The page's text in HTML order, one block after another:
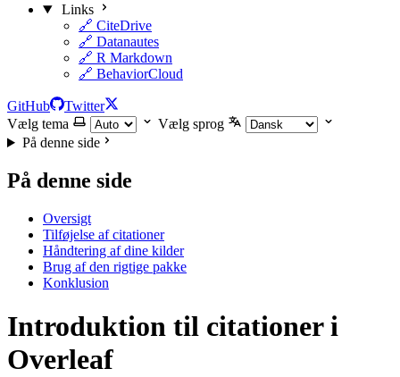
Links
🔗 CiteDrive
🔗 Datanautes
🔗 R Markdown
🔗 BehaviorCloud
GitHub
Twitter
Vælg tema
Vælg sprog
På denne side
På denne side
Oversigt
Tilføjelse af citationer
Håndtering af dine kilder
Brug af den rigtige pakke
Konklusion
Introduktion til citationer i
Overleaf